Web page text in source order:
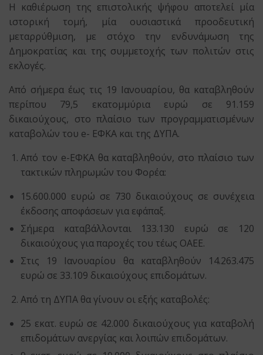
Η καθιέρωση της επιστολικής ψήφου αποτελεί μία
ιστορική τομή, μία ουσιαστικά προοδευτική
μεταρρύθμιση, με στόχο την ενδυνάμωση της
Δημοκρατίας και της συμμετοχής των πολιτών στις
εκλογές.
Από σήμερα έως τις 19 Ιανουαρίου, θα καταβληθούν
περίπου 79,5 εκατομμύρια ευρώ σε 91.159
δικαιούχους, στο πλαίσιο των προγραμματισμένων
καταβολών του e- ΕΦΚΑ και της ΔΥΠΑ.
Από τον e-ΕΦΚΑ θα καταβληθούν, στο πλαίσιο των
τακτικών πληρωμών του Φορέα:
15.600.000 ευρώ σε 730 δικαιούχους σε συνέχεια
έκδοσης αποφάσεων για εφάπαξ.
Σήμερα καταβάλλονται 133.130 ευρώ σε 120
δικαιούχους για παροχές του τέως ΟΑΕΕ.
Στις 19 Ιανουαρίου θα καταβληθούν 14.263.475
ευρώ σε 33.109 δικαιούχους επιδομάτων.
Από τη ΔΥΠΑ θα γίνουν οι εξής καταβολές:
25 εκατ. ευρώ σε 42.000 δικαιούχους για καταβολή
επιδομάτων ανεργίας και λοιπών επιδομάτων.